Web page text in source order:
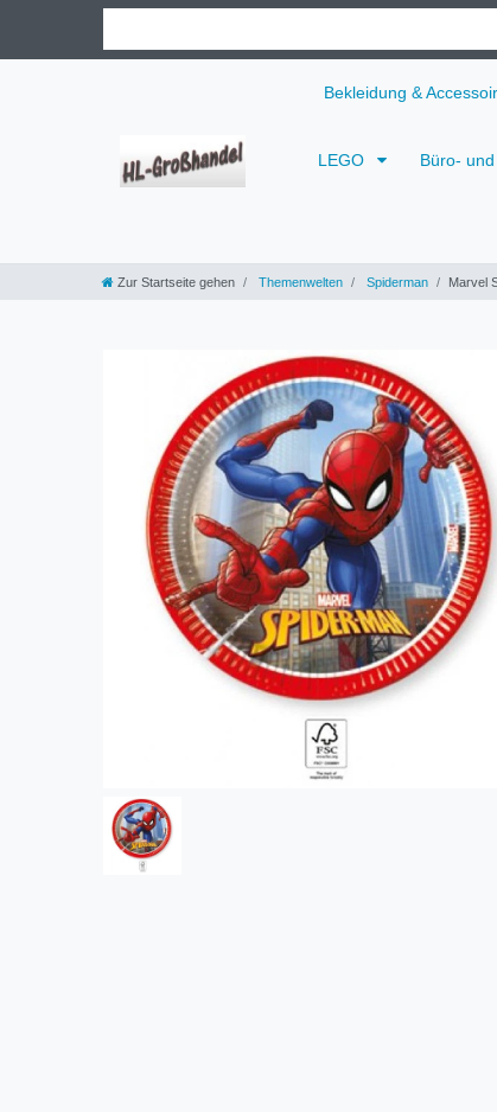
Bekleidung &
LEGO Büro-
Zur Startseite gehen Themenwelten Spiderman Marvel